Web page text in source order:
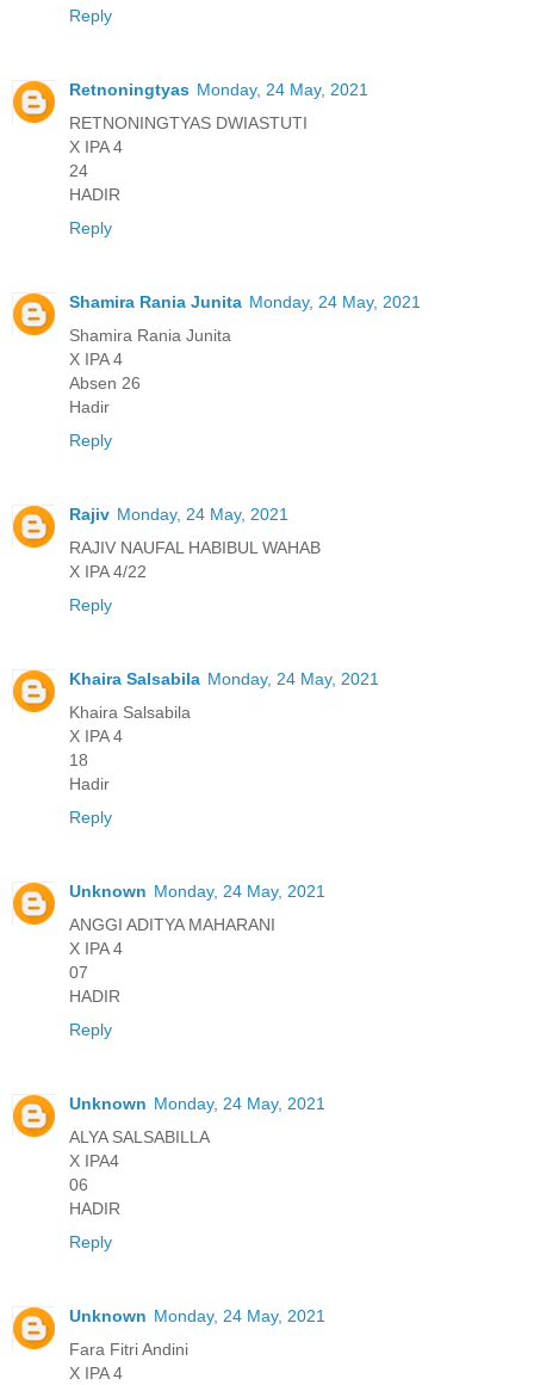
Reply
Retnoningtyas Monday, 24 May, 2021
RETNONINGTYAS DWIASTUTI
X IPA 4
24
HADIR
Reply
Shamira Rania Junita Monday, 24 May, 2021
Shamira Rania Junita
X IPA 4
Absen 26
Hadir
Reply
Rajiv Monday, 24 May, 2021
RAJIV NAUFAL HABIBUL WAHAB
X IPA 4/22
Reply
Khaira Salsabila Monday, 24 May, 2021
Khaira Salsabila
X IPA 4
18
Hadir
Reply
Unknown Monday, 24 May, 2021
ANGGI ADITYA MAHARANI
X IPA 4
07
HADIR
Reply
Unknown Monday, 24 May, 2021
ALYA SALSABILLA
X IPA4
06
HADIR
Reply
Unknown Monday, 24 May, 2021
Fara Fitri Andini
X IPA 4